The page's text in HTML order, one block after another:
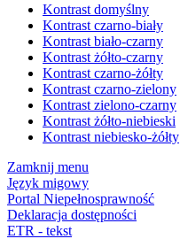
Kontrast domyślny
Kontrast czarno-biały
Kontrast biało-czarny
Kontrast żółto-czarny
Kontrast czarno-żółty
Kontrast czarno-zielony
Kontrast zielono-czarny
Kontrast żółto-niebieski
Kontrast niebiesko-żółty
Zamknij menu
Język migowy
Portal Niepełnosprawność
Deklaracja dostępności
ETR - tekst